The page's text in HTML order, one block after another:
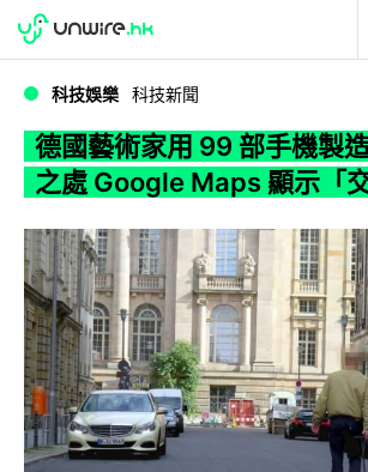
WWDC 2026
科技娛樂 科技新聞
德國藝術家用 99 部手機製
之處 Google Maps 顯示「交